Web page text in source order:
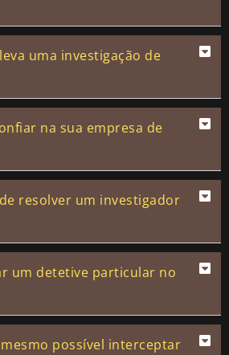
uma investigação de
na sua empresa de
resolver um investigador
um detetive particular no
possível interceptar